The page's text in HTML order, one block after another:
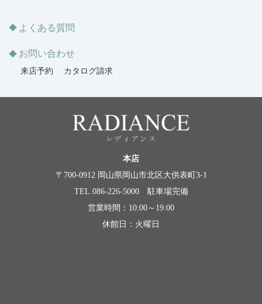
よくある質問
お問い合わせ
来店予約 カタログ請求
本店
〒700-0912 岡山県岡山市北区大供表町3-1
TEL.086-226-5000 駐車場完備
営業時間：10:00～19:00
休館日：火曜日